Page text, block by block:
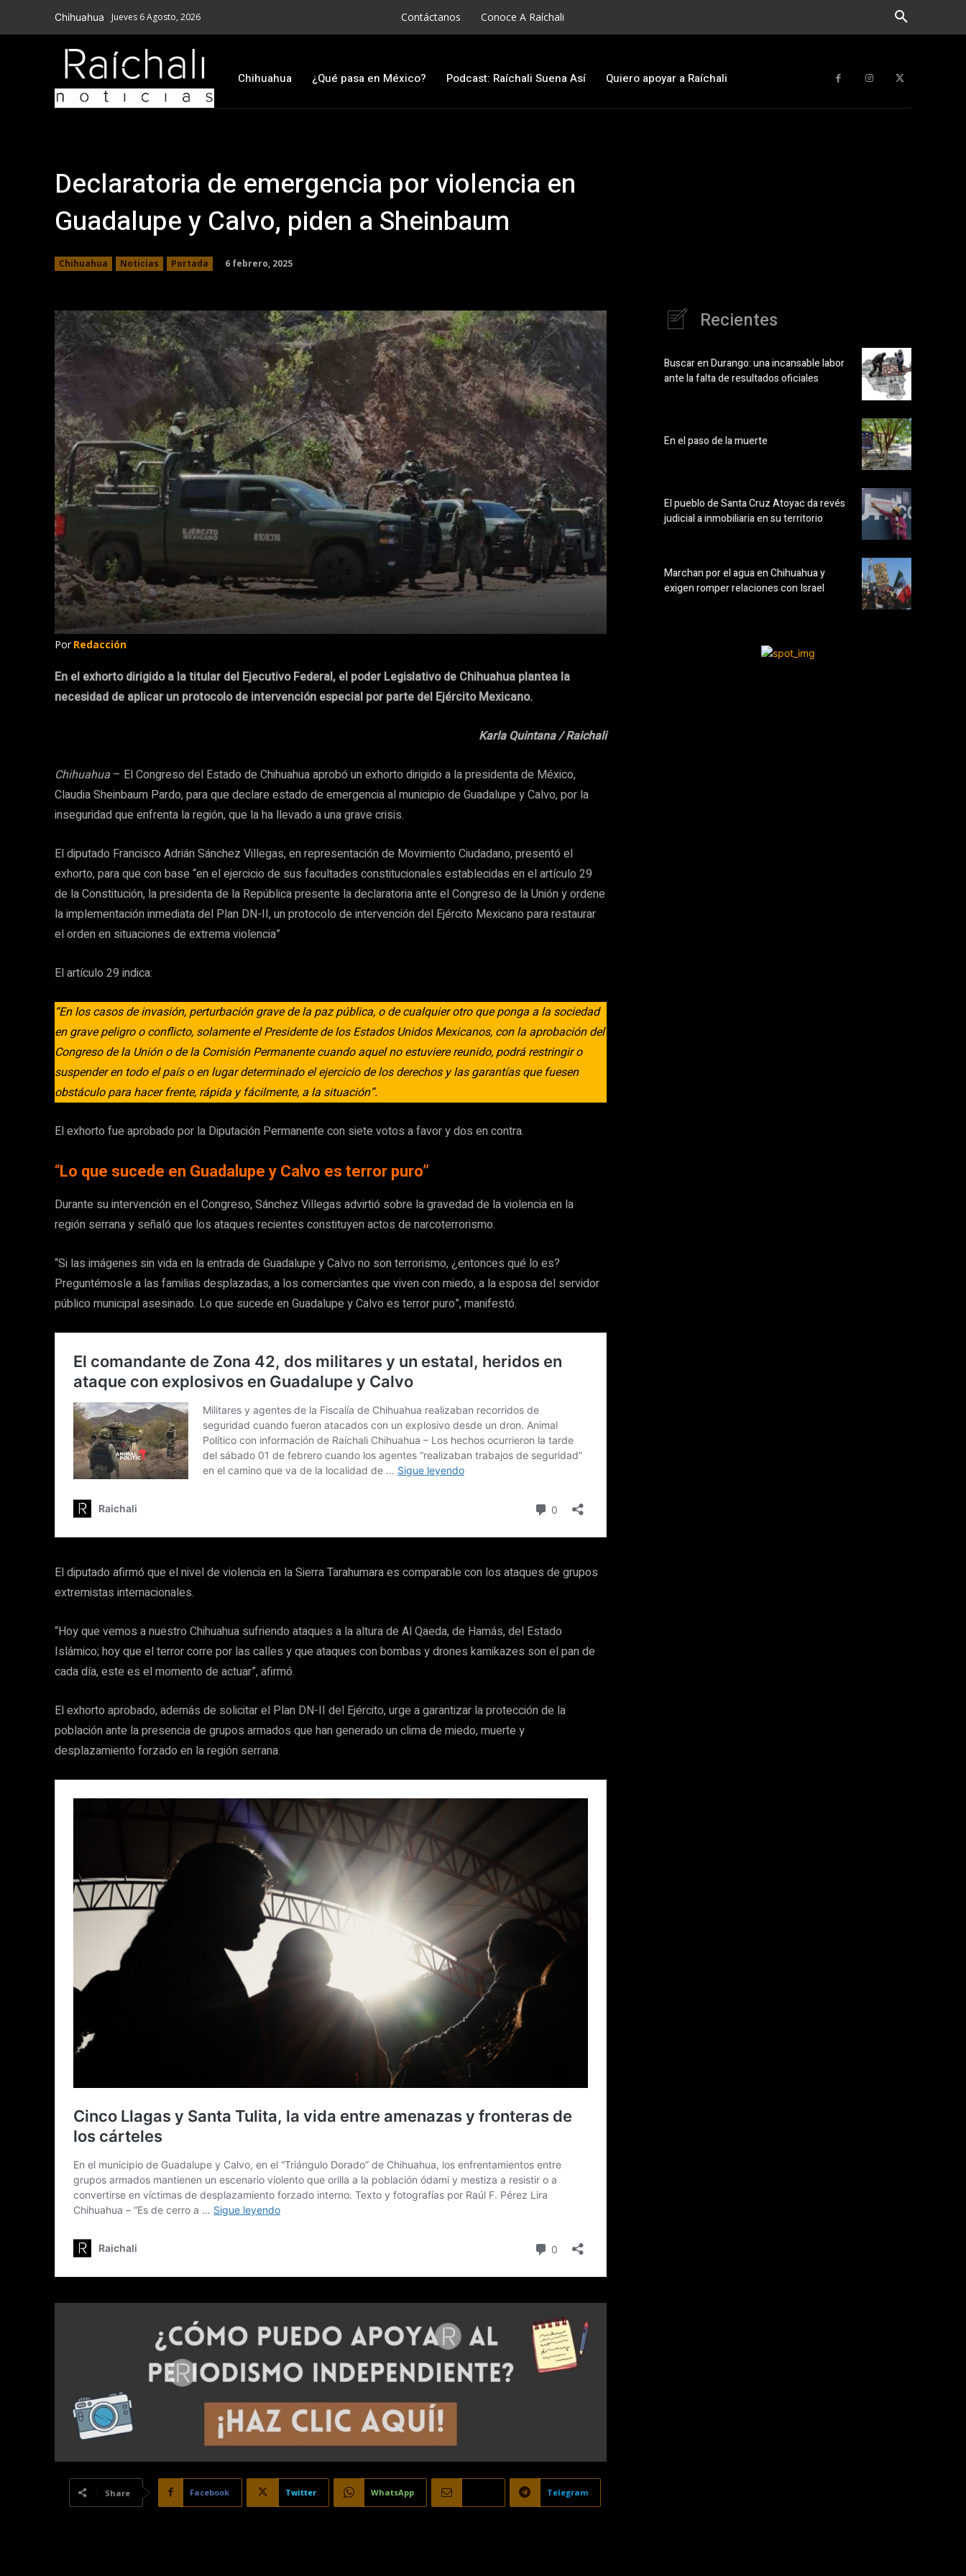
Chihuahua Jueves 6 Agosto, 2026 Contáctanos Conoce A Raíchali
Chihuahua ¿Qué pasa en México? Podcast: Raíchali Suena Así Quiero apoyar a Raíchali
Declaratoria de emergencia por violencia en
Guadalupe y Calvo, piden a Sheinbaum
Chihuahua Noticias Portada 6 febrero, 2025
Por Redacción
En el exhorto dirigido a la titular del Ejecutivo Federal, el poder Legislativo de Chihuahua plantea la
necesidad de aplicar un protocolo de intervención especial por parte del Ejército Mexicano.
Karla Quintana / Raichali
Chihuahua – El Congreso del Estado de Chihuahua aprobó un exhorto dirigido a la presidenta de México,
Claudia Sheinbaum Pardo, para que declare estado de emergencia al municipio de Guadalupe y Calvo, por la
inseguridad que enfrenta la región, que la ha llevado a una grave crisis.
El diputado Francisco Adrián Sánchez Villegas, en representación de Movimiento Ciudadano, presentó el
exhorto, para que con base “en el ejercicio de sus facultades constitucionales establecidas en el artículo 29
de la Constitución, la presidenta de la República presente la declaratoria ante el Congreso de la Unión y ordene
la implementación inmediata del Plan DN-II, un protocolo de intervención del Ejército Mexicano para restaurar
el orden en situaciones de extrema violencia”
El artículo 29 indica:
“En los casos de invasión, perturbación grave de la paz pública, o de cualquier otro que ponga a la sociedad
en grave peligro o conflicto, solamente el Presidente de los Estados Unidos Mexicanos, con la aprobación del
Congreso de la Unión o de la Comisión Permanente cuando aquel no estuviere reunido, podrá restringir o
suspender en todo el país o en lugar determinado el ejercicio de los derechos y las garantías que fuesen
obstáculo para hacer frente, rápida y fácilmente, a la situación”.
El exhorto fue aprobado por la Diputación Permanente con siete votos a favor y dos en contra.
“Lo que sucede en Guadalupe y Calvo es terror puro”
Durante su intervención en el Congreso, Sánchez Villegas advirtió sobre la gravedad de la violencia en la
región serrana y señaló que los ataques recientes constituyen actos de narcoterrorismo.
“Si las imágenes sin vida en la entrada de Guadalupe y Calvo no son terrorismo, ¿entonces qué lo es?
Preguntémosle a las familias desplazadas, a los comerciantes que viven con miedo, a la esposa del servidor
público municipal asesinado. Lo que sucede en Guadalupe y Calvo es terror puro”, manifestó.
El diputado afirmó que el nivel de violencia en la Sierra Tarahumara es comparable con los ataques de grupos
extremistas internacionales.
“Hoy que vemos a nuestro Chihuahua sufriendo ataques a la altura de Al Qaeda, de Hamás, del Estado
Islámico; hoy que el terror corre por las calles y que ataques con bombas y drones kamikazes son el pan de
cada día, este es el momento de actuar”, afirmó.
El exhorto aprobado, además de solicitar el Plan DN-II del Ejército, urge a garantizar la protección de la
población ante la presencia de grupos armados que han generado un clima de miedo, muerte y
desplazamiento forzado en la región serrana.
Share Facebook Twitter WhatsApp Telegram
Recientes
Buscar en Durango: una incansable labor
ante la falta de resultados oficiales
En el paso de la muerte
El pueblo de Santa Cruz Atoyac da revés
judicial a inmobiliaria en su territorio
Marchan por el agua en Chihuahua y
exigen romper relaciones con Israel